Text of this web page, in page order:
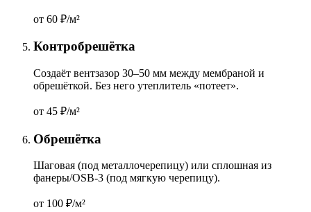
от 60 ₽/м²
Контробрешётка
Создаёт вентзазор 30–50 мм между мембраной и
обрешёткой. Без него утеплитель «потеет».
от 45 ₽/м²
Обрешётка
Шаговая (под металлочерепицу) или сплошная из
фанеры/OSB-3 (под мягкую черепицу).
от 100 ₽/м²